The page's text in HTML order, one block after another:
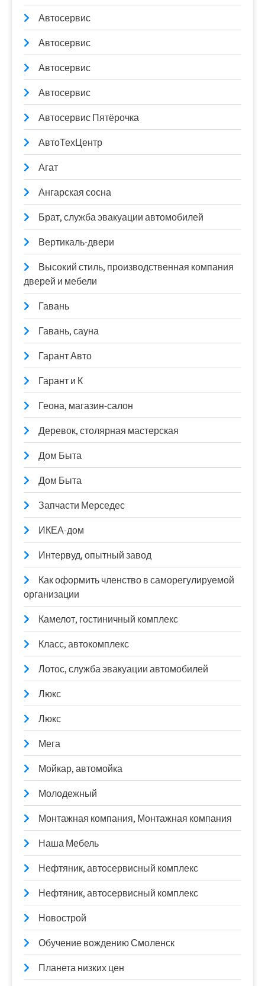
Автосервис
Автосервис
Автосервис
Автосервис
Автосервис Пятёрочка
АвтоТехЦентр
Агат
Ангарская сосна
Брат, служба эвакуации автомобилей
Вертикаль-двери
Высокий стиль, производственная компания
дверей и мебели
Гавань
Гавань, сауна
Гарант Авто
Гарант и К
Геона, магазин-салон
Деревок, столярная мастерская
Дом Быта
Дом Быта
Запчасти Мерседес
ИКЕА-дом
Интервуд, опытный завод
Как оформить членство в саморегулируемой
организации
Камелот, гостиничный комплекс
Класс, автокомплекс
Лотос, служба эвакуации автомобилей
Люкс
Люкс
Мега
Мойкар, автомойка
Молодежный
Монтажная компания, Монтажная компания
Наша Мебель
Нефтяник, автосервисный комплекс
Нефтяник, автосервисный комплекс
Новострой
Обучение вождению Смоленск
Планета низких цен